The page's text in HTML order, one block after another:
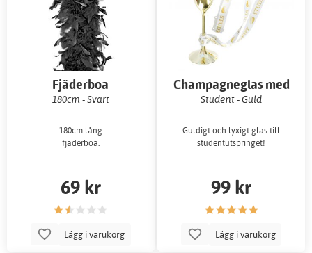
Fjäderboa
180cm - Svart
180cm lång
fjäderboa.
69 kr
Lägg i varukorg
Champagneglas med
band
Student - Guld
Guldigt och lyxigt glas till
studentutspringet!
99 kr
Lägg i varukorg